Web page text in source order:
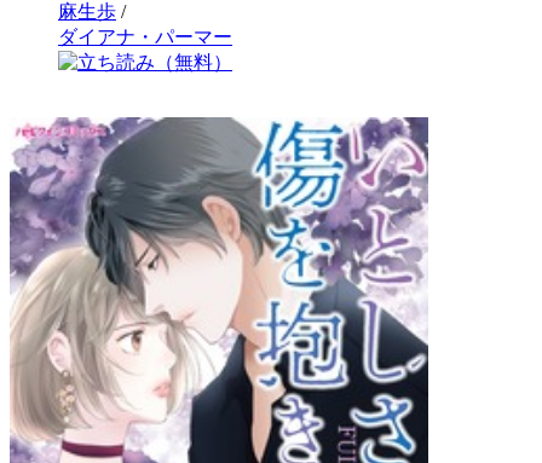
麻生歩 /
ダイアナ・パーマー